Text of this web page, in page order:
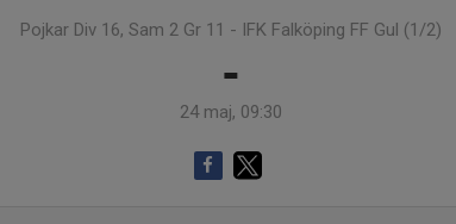
Pojkar Div 16, Sam 2 Gr 11 - IFK Falköping FF Gul (1/2)
-
24 maj, 09:30